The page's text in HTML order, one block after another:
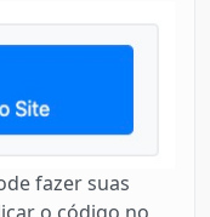
fazer suas